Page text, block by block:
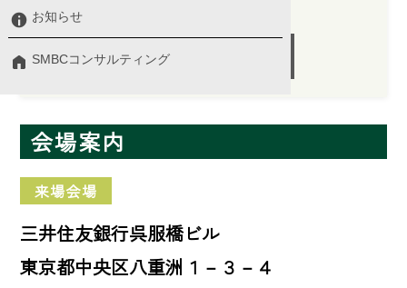
お知らせ
SMBCコンサルティング
会場案内
来場会場
三井住友銀行呉服橋ビル
東京都中央区八重洲１－３－４